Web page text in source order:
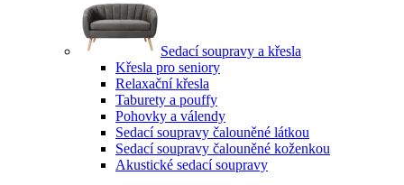
Sedací soupravy a křesla
Křesla pro seniory
Relaxační křesla
Taburety a pouffy
Pohovky a válendy
Sedací soupravy čalouněné látkou
Sedací soupravy čalouněné koženkou
Akustické sedací soupravy